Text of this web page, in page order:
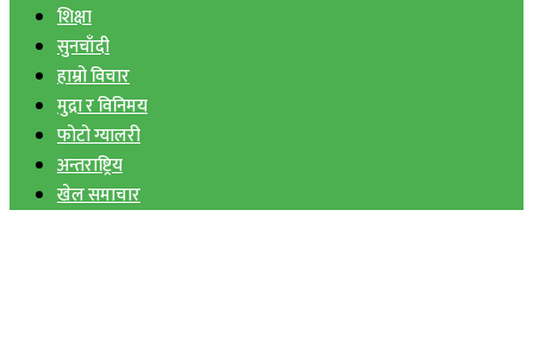
शिक्षा
सुनचाँदी
हाम्रो विचार
मुद्रा र विनिमय
फोटो ग्यालरी
अन्तराष्ट्रिय
खेल समाचार